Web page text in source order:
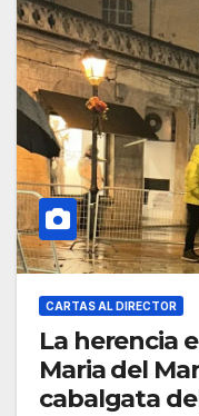
CARTAS AL DIRECTOR
La herencia
Maria del
cabalgata